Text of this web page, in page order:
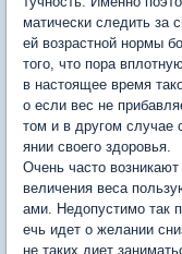
матически следить за
ей возрастной нормы
того, что пора
в настоящее время
о если вес не
том и в другом случае
янии своего здоровья.
Очень часто
величения веса
ами. Недопустимо так
ечь идет о желании
не таких диет